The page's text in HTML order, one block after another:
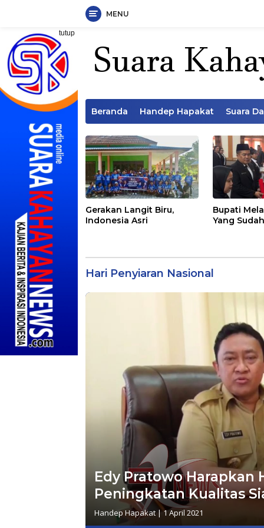
Langsung
konten
MENU
tutup
Beranda Handep Hapakat Suara
Gerakan Langit Biru,
Indonesia Asri
Bupati
Yang
Hari Penyiaran Nasional
Edy Pratowo Harapkan
Peningkatan Kualitas
Handep Hapakat | 1 April 2021